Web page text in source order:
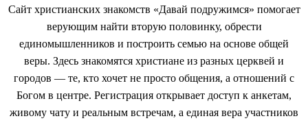
Сайт христианских знакомств «Давай подружимся» помогает
верующим найти вторую половинку, обрести
единомышленников и построить семью на основе общей
веры. Здесь знакомятся христиане из разных церквей и
городов — те, кто хочет не просто общения, а отношений с
Богом в центре. Регистрация открывает доступ к анкетам,
живому чату и реальным встречам, а единая вера участников